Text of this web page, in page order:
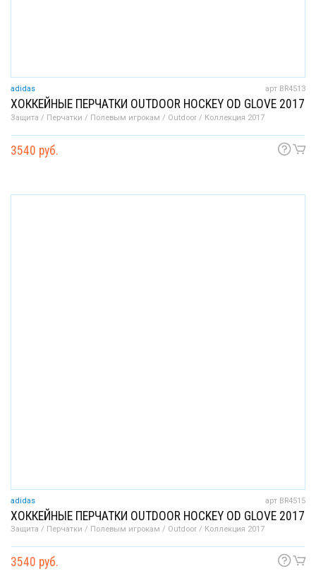
adidas арт BR4513
ХОККЕЙНЫЕ ПЕРЧАТКИ OUTDOOR HOCKEY OD GLOVE 2017
Защита / Перчатки / Полевым игрокам / Outdoor / Коллекция 2017
3540 руб.
adidas арт BR4515
ХОККЕЙНЫЕ ПЕРЧАТКИ OUTDOOR HOCKEY OD GLOVE 2017
Защита / Перчатки / Полевым игрокам / Outdoor / Коллекция 2017
3540 руб.